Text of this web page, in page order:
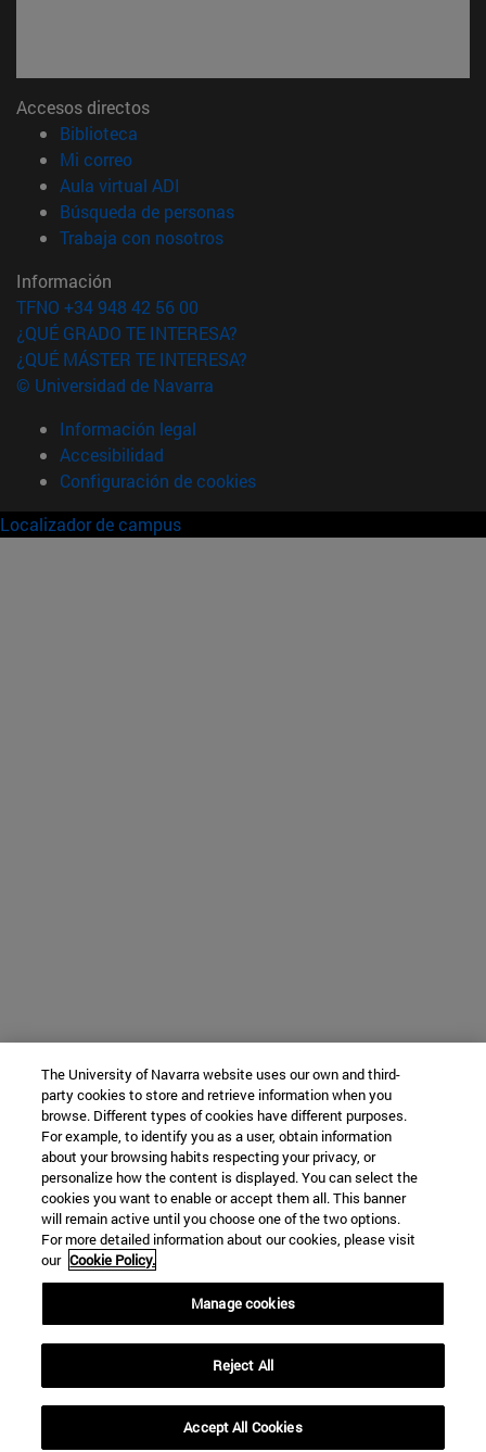
Accesos directos
Biblioteca
Mi correo(abre en nueva ventana)
Aula virtual ADI
Búsqueda de personas(abre en nueva ventana)
Trabaja con nosotros(abre en nueva ventana)
Información
TFNO +34 948 42 56 00
¿QUÉ GRADO TE INTERESA?
¿QUÉ MÁSTER TE INTERESA?
© Universidad de Navarra
Información legal
Accesibilidad
Configuración de cookies
Localizador de campus
The University of Navarra website uses our own and third-
party cookies to store and retrieve information when you
browse. Different types of cookies have different purposes.
For example, to identify you as a user, obtain information
about your browsing habits respecting your privacy, or
personalize how the content is displayed. You can select the
cookies you want to enable or accept them all. This banner
will remain active until you choose one of the two options.
For more detailed information about our cookies, please visit
our Cookie Policy.
Manage cookies
Reject All
Accept All Cookies